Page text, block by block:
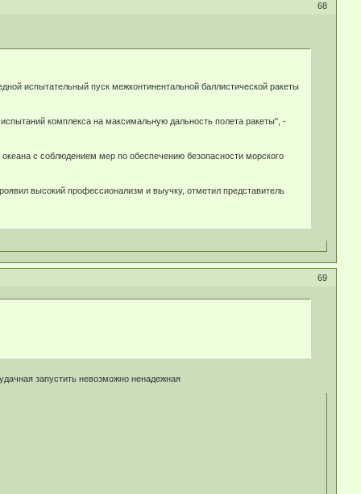
68
испытательный пуск межконтинентальной баллистической ракеты
комплекса на максимальную дальность полета ракеты", -
с соблюдением мер по обеспечению безопасности морского
высокий профессионализм и выучку, отметил представитель
69
запустить невозможно ненадежная